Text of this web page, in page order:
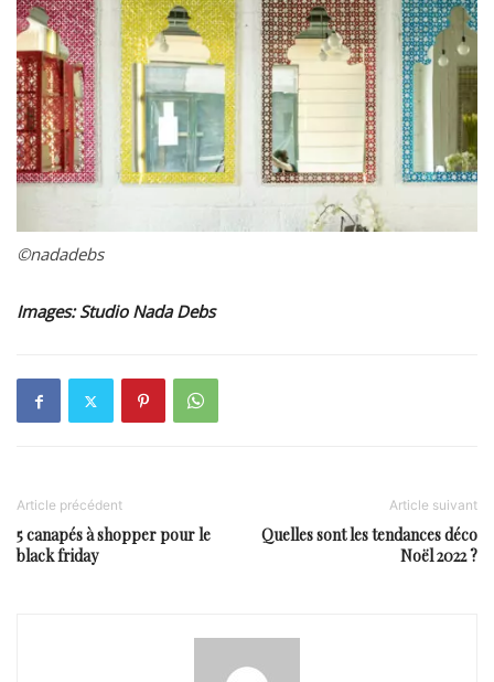
©nadadebs
Images: Studio Nada Debs
Article précédent
5 canapés à shopper pour le
black friday
Article suivant
Quelles sont les tendances déco
Noël 2022 ?